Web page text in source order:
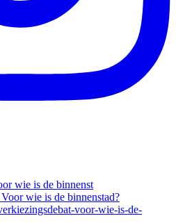
wie is de binnenst